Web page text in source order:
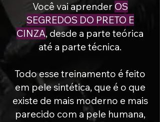
Você vai aprender OS
SEGREDOS DO PRETO E
CINZA, desde a parte teórica
até a parte técnica.
Todo esse treinamento é feito
em pele sintética, que é o que
existe de mais moderno e mais
parecido com a pele humana,